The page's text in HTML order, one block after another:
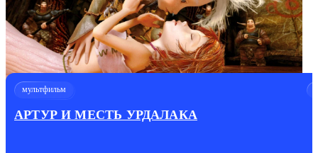
мультфильм
АРТУР И МЕСТЬ УРДАЛАКА